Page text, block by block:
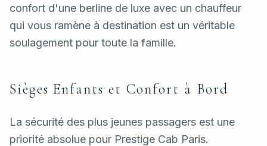
confort d'une berline de luxe avec un chauffeur
qui vous ramène à destination est un véritable
soulagement pour toute la famille.
Sièges Enfants et Confort à Bord
La sécurité des plus jeunes passagers est une
priorité absolue pour Prestige Cab Paris.